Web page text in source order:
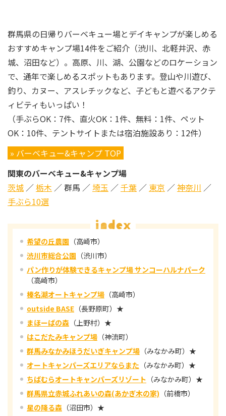
群馬県の日帰りバーベキュー場とデイキャンプが楽しめる
おすすめキャンプ場14件をご紹介（渋川、北軽井沢、赤
城、沼田など）。高原、川、湖、公園などのロケーション
で、通年で楽しめるスポットもあります。登山や川遊び、
釣り、カヌー、アスレチックなど、子どもと遊べるアクテ
ィビティもいっぱい！
（手ぶらOK：7件、直火OK：1件、無料：1件、ペット
OK：10件、テントサイトまたは宿泊施設あり：12件）
» バーベキュー&キャンプ TOP
関東のバーベキュー&キャンプ場
茨城 ／栃木 ／ 群馬 ／埼玉 ／千葉 ／ 東京 ／神奈川 ／
手ぶら10選
希望の丘農園 （高崎市）
渋川市総合公園 （渋川市）
パン作りが体験できるキャンプ場 サンコーハルナパーク
（高崎市）
榛名湖オートキャンプ場 （高崎市）
outside BASE （長野原町）★
まほーばの森 （上野村）★
はこだたみキャンプ場 （神流町）
群馬みなかみほうだいぎキャンプ場 （みなかみ町）★
オートキャンパーズエリアならまた （みなかみ町）★
ちばむらオートキャンパーズリゾート （みなかみ町）★
群馬県立赤城ふれあいの森(あかぎ木の家) （前橋市）
星の降る森 （沼田市）★